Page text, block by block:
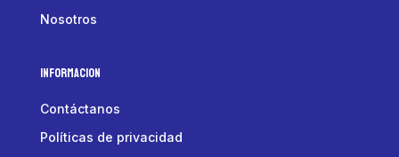
Nosotros
Informacion
Contáctanos
Políticas de privacidad